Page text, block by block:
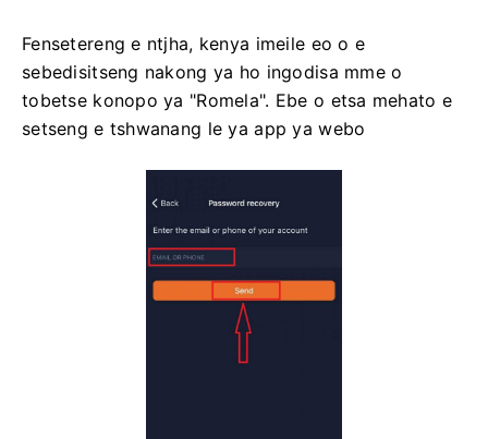
Fensetereng e ntjha, kenya imeile eo o e
sebedisitseng nakong ya ho ingodisa mme o
tobetse konopo ya "Romela". Ebe o etsa mehato e
setseng e tshwanang le ya app ya webo